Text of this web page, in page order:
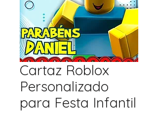
Cartaz Roblox
Personalizado
para Festa Infantil